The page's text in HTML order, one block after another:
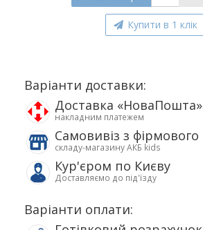
Купити в 1 клік
Варіанти доставки:
Доставка «НоваПошта»
накладним платежем
Самовивіз з фірмового
складу-магазину АКБ kids
Кур'єром по Києву
Доставляємо до під'їзду
Варіанти оплати: